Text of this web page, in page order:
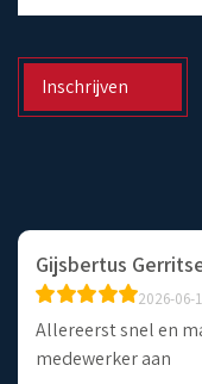
Inschrijven
Gijsbertus
2026-06-
Allereerst snel en
medewerker aan